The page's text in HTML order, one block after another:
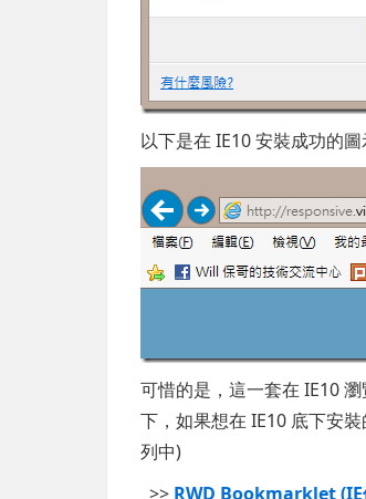
以下是在 IE10 安裝成功的圖
可惜的是，這一套在 IE10
下，如果想在 IE10 底下安
列中)
>> RWD Bookmarklet (IE